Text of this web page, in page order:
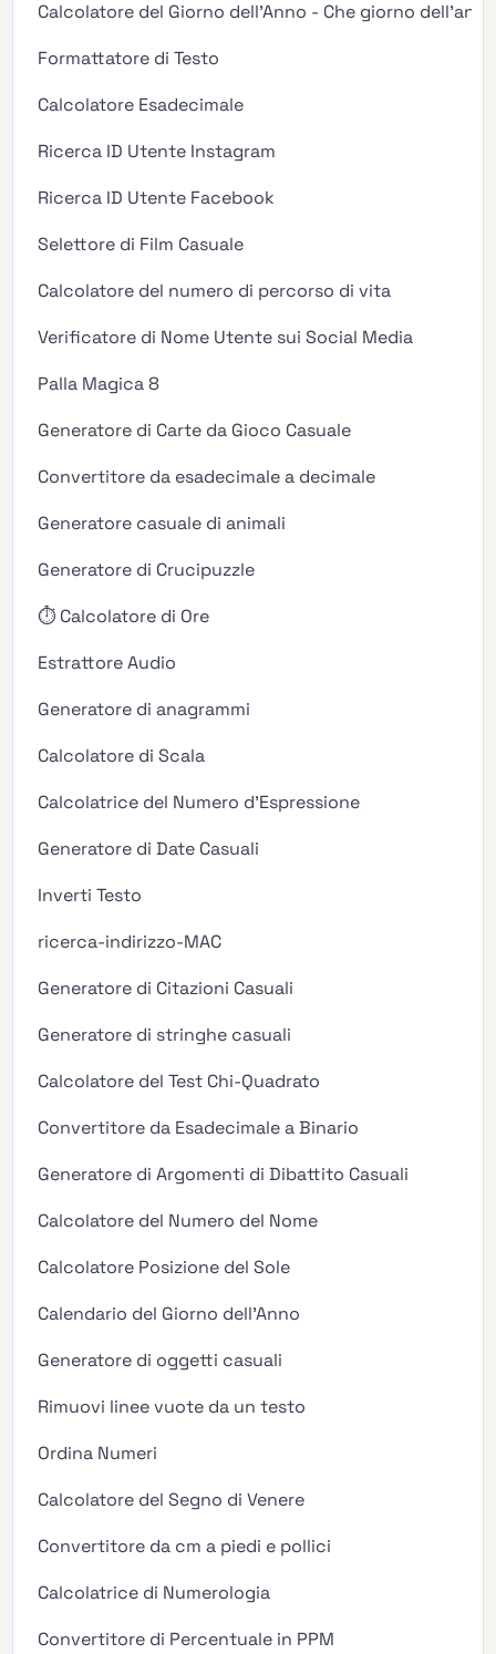
Calcolatore del Giorno dell'Anno - Che giorno
Formattatore di Testo
Calcolatore Esadecimale
Ricerca ID Utente Instagram
Ricerca ID Utente Facebook
Selettore di Film Casuale
Calcolatore del numero di percorso di vita
Verificatore di Nome Utente sui Social Media
Palla Magica 8
Generatore di Carte da Gioco Casuale
Convertitore da esadecimale a decimale
Generatore casuale di animali
Generatore di Crucipuzzle
⏱️ Calcolatore di Ore
Estrattore Audio
Generatore di anagrammi
Calcolatore di Scala
Calcolatrice del Numero d'Espressione
Generatore di Date Casuali
Inverti Testo
ricerca-indirizzo-MAC
Generatore di Citazioni Casuali
Generatore di stringhe casuali
Calcolatore del Test Chi-Quadrato
Convertitore da Esadecimale a Binario
Generatore di Argomenti di Dibattito Casuali
Calcolatore del Numero del Nome
Calcolatore Posizione del Sole
Calendario del Giorno dell'Anno
Generatore di oggetti casuali
Rimuovi linee vuote da un testo
Ordina Numeri
Calcolatore del Segno di Venere
Convertitore da cm a piedi e pollici
Calcolatrice di Numerologia
Convertitore di Percentuale in PPM